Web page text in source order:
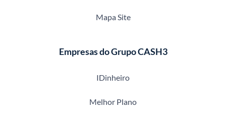
Mapa Site
Empresas do Grupo CASH3
IDinheiro
Melhor Plano